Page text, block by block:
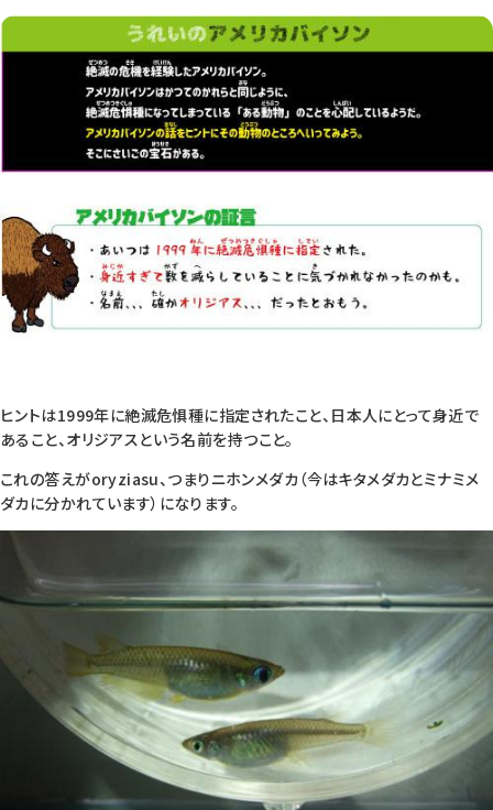
ヒントは1999年に絶滅危惧種に指定されたこと、日本人にとって身近で
あること、オリジアスという名前を持つこと。
これの答えがoryziasu、つまりニホンメダカ（今はキタメダカとミナミメ
ダカに分かれています）になります。